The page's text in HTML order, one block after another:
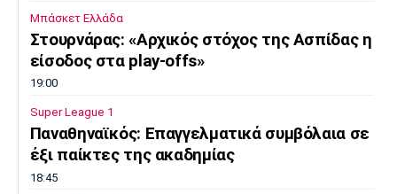
Μπάσκετ Ελλάδα
Στουρνάρας: «Αρχικός στόχος της Ασπίδας η
είσοδος στα play-offs»
19:00
Super League 1
Παναθηναϊκός: Επαγγελματικά συμβόλαια σε
έξι παίκτες της ακαδημίας
18:45